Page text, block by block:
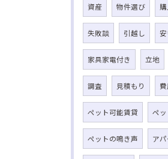
資産 物件選び 購
失敗談 引越し
家具家電付き 立地
調査 見積もり
ペット可能賃貸 ペ
ペットの鳴き声 ア